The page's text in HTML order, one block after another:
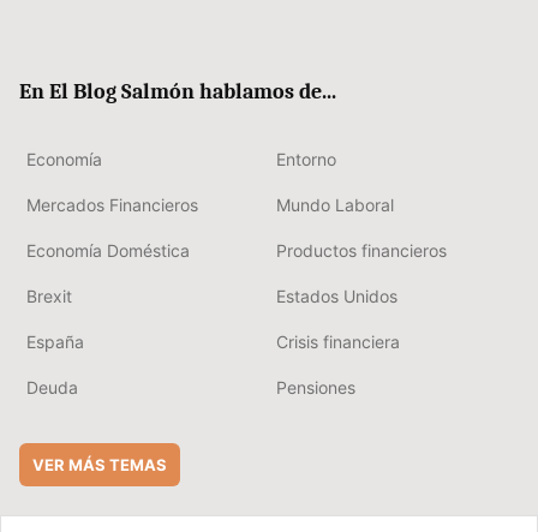
En El Blog Salmón hablamos de...
Economía Entorno
Mercados Financieros Mundo Laboral
Economía Doméstica Productos financieros
Brexit Estados Unidos
España Crisis financiera
Deuda Pensiones
VER MÁS TEMAS